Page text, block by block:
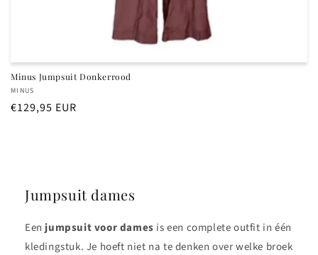
Minus Jumpsuit Donkerrood
Verkoper:
MINUS
Normale
€129,95 EUR
Jumpsuit dames
Een jumpsuit voor dames is een complete outfit in één
kledingstuk. Je hoeft niet na te denken over welke broek